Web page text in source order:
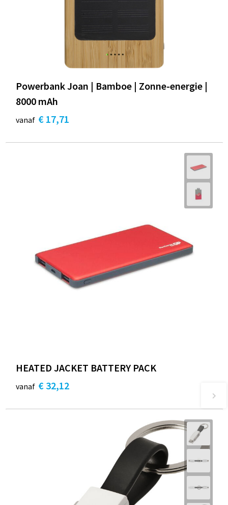
Powerbank Joan | Bamboe | Zonne-energie |
8000 mAh
vanaf € 17,71
HEATED JACKET BATTERY PACK
vanaf € 32,12